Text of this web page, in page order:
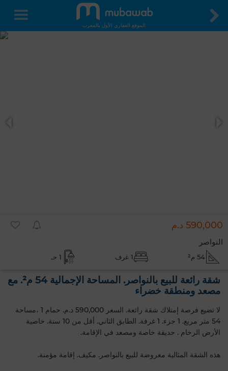
الموقع العقاري الأول بالمغرب
590,000 د.م
النواصر
54 م² 1 غرف 1 حـ
شقة رائعة للبيع بالنواصر. المساحة الإجمالية 54 م². مع
مصعد ومنطقة خضراء
لا تضيع فرصة إمتلاك شقة رائعة. السعر 590,000 د.م. حمام 1 ،مساحة
54 متر مربع. 1 جزء. 1 غرفة. الطابق الثاني‎. أقل من 10 سنة. خاصية
الأرض الرخام . حديقة خاصة ومصعد في الإقامة.
هذه الشقة المثالية معروضة للبيع بالنواصر. مكيف. إقامة مؤمنة.